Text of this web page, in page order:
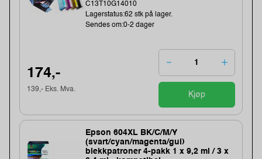
C13T10G14010
Lagerstatus:62 stk på lager.
Sendes om:0-2 dager
174,-
139,- Eks. Mva.
Kjøp
Epson 604XL BK/C/M/Y
(svart/cyan/magenta/gul)
blekkpatroner 4-pakk 1 x 9,2 ml / 3 x